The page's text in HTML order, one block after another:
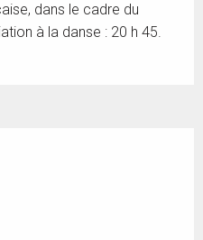
dans le cadre du
à la danse : 20 h 45.